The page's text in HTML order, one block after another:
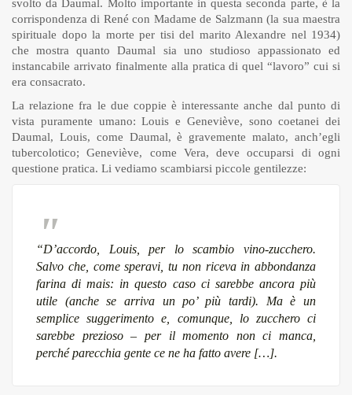
svolto da Daumal. Molto importante in questa seconda parte, è la
corrispondenza di René con Madame de Salzmann (la sua maestra
spirituale dopo la morte per tisi del marito Alexandre nel 1934)
che mostra quanto Daumal sia uno studioso appassionato ed
instancabile arrivato finalmente alla pratica di quel “lavoro” cui si
era consacrato.
La relazione fra le due coppie è interessante anche dal punto di
vista puramente umano: Louis e Geneviève, sono coetanei dei
Daumal, Louis, come Daumal, è gravemente malato, anch’egli
tubercolotico; Geneviève, come Vera, deve occuparsi di ogni
questione pratica. Li vediamo scambiarsi piccole gentilezze:
“D’accordo, Louis, per lo scambio vino-zucchero.
Salvo che, come speravi, tu non riceva in abbondanza
farina di mais: in questo caso ci sarebbe ancora più
utile (anche se arriva un po’ più tardi). Ma è un
semplice suggerimento e, comunque, lo zucchero ci
sarebbe prezioso – per il momento non ci manca,
perché parecchia gente ce ne ha fatto avere […].